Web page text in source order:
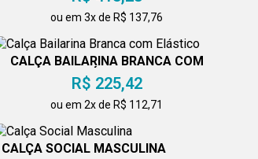
ou em 3x de R$ 137,76
CALÇA BAILARINA BRANCA COM
ELÁSTICO
R$ 225,42
ou em 2x de R$ 112,71
CALÇA SOCIAL MASCULINA